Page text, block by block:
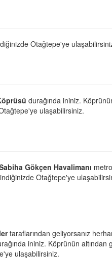
Otağtepe'ye
durağında ininiz.
ulaşabilirsiniz.
Gökçen Havalimanı
Otağtepe'ye
taraflarından geliyorsanız
ininiz. Köprünün altından
ulaşabilirsiniz.